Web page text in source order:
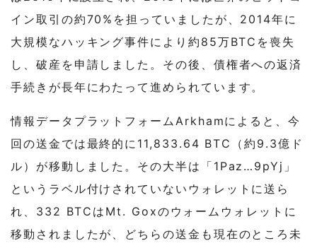
イン取引の約70%を担っていましたが、2014年に
大規模なハッキング事件により約85万BTCを喪失
し、破産を申請しました。その後、債権者への返済
手続きが長年にわたって進められています。
情報データプラットフォームArkhamによると、今
回の送金では最終的に11,833.64 BTC（約9.3億ド
ル）が移動しました。その大半は「1Paz…9pYj」
というラベル付けされていないウォレットに送ら
れ、332 BTCはMt. Goxのウォームウォレットに
移動されましたが、どちらの送金も現在のところ未